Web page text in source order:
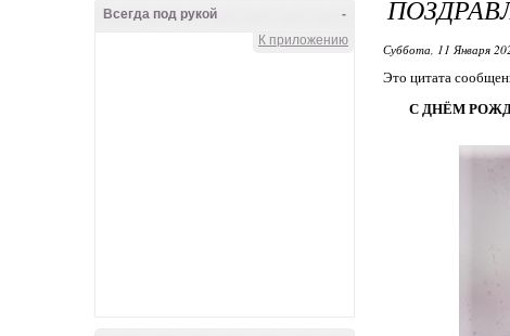
-
Всегда под рукой
К приложению
Суббота, 11 Января
Это цитата
С ДНЁМ